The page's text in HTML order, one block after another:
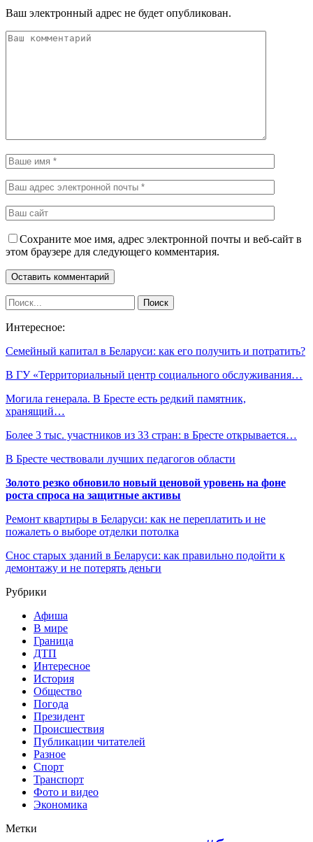
Ваш электронный адрес не будет опубликован.
Сохраните мое имя, адрес электронной почты и веб-сайт в
этом браузере для следующего комментария.
Интересное:
Семейный капитал в Беларуси: как его получить и потратить?
В ГУ «Территориальный центр социального обслуживания…
Могила генерала. В Бресте есть редкий памятник,
хранящий…
Более 3 тыс. участников из 33 стран: в Бресте открывается…
В Бресте чествовали лучших педагогов области
Золото резко обновило новый ценовой уровень на фоне
роста спроса на защитные активы
Ремонт квартиры в Беларуси: как не переплатить и не
пожалеть о выборе отделки потолка
Снос старых зданий в Беларуси: как правильно подойти к
демонтажу и не потерять деньги
Рубрики
Афиша
В мире
Граница
ДТП
Интересное
История
Общество
Погода
Президент
Происшествия
Публикации читателей
Разное
Спорт
Транспорт
Фото и видео
Экономика
Метки